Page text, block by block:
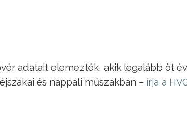
adatait elemezték, akik legalább öt
és nappali műszakban – írja a